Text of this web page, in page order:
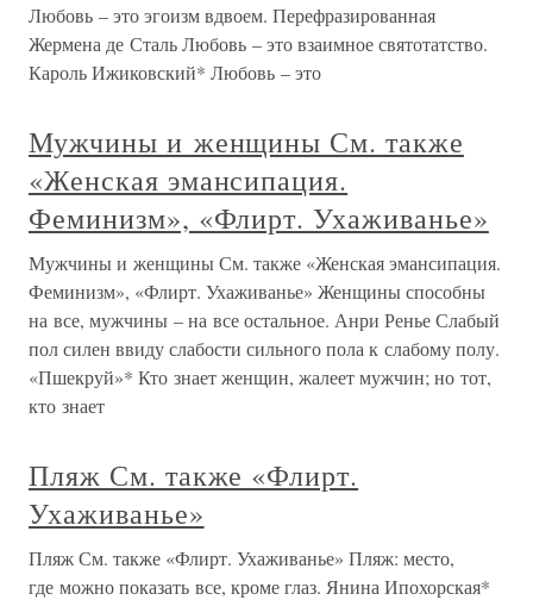
Любовь – это эгоизм вдвоем. Перефразированная
Жермена де Сталь Любовь – это взаимное святотатство.
Кароль Ижиковский* Любовь – это
Мужчины и женщины См. также
«Женская эмансипация.
Феминизм», «Флирт. Ухаживанье»
Мужчины и женщины См. также «Женская эмансипация.
Феминизм», «Флирт. Ухаживанье» Женщины способны
на все, мужчины – на все остальное. Анри Ренье Слабый
пол силен ввиду слабости сильного пола к слабому полу.
«Пшекруй»* Кто знает женщин, жалеет мужчин; но тот,
кто знает
Пляж См. также «Флирт.
Ухаживанье»
Пляж См. также «Флирт. Ухаживанье» Пляж: место,
где можно показать все, кроме глаз. Янина Ипохорская*